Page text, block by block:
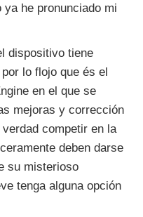
he pronunciado mi
dispositivo tiene
lo flojo que és el
en el que se
mejoras y corrección
competir en la
deben darse
su misterioso
tenga alguna opción